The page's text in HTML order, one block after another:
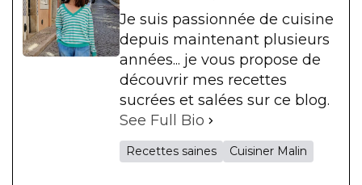
Je suis passionnée de cuisine
depuis maintenant plusieurs
années... je vous propose de
découvrir mes recettes
sucrées et salées sur ce blog.
See Full Bio
Recettes saines Cuisiner Malin